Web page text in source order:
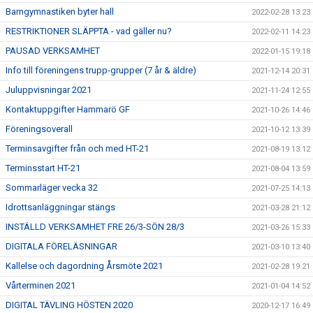
Barngymnastiken byter hall 2022-02-28 13:23
RESTRIKTIONER SLÄPPTA - vad gäller nu? 2022-02-11 14:23
PAUSAD VERKSAMHET 2022-01-15 19:18
Info till föreningens trupp-grupper (7 år & äldre) 2021-12-14 20:31
Juluppvisningar 2021 2021-11-24 12:55
Kontaktuppgifter Hammarö GF 2021-10-26 14:46
Föreningsoverall 2021-10-12 13:39
Terminsavgifter från och med HT-21 2021-08-19 13:12
Terminsstart HT-21 2021-08-04 13:59
Sommarläger vecka 32 2021-07-25 14:13
Idrottsanläggningar stängs 2021-03-28 21:12
INSTÄLLD VERKSAMHET FRE 26/3-SÖN 28/3 2021-03-26 15:33
DIGITALA FÖRELÄSNINGAR 2021-03-10 13:40
Kallelse och dagordning Årsmöte 2021 2021-02-28 19:21
Vårterminen 2021 2021-01-04 14:52
DIGITAL TÄVLING HÖSTEN 2020 2020-12-17 16:49